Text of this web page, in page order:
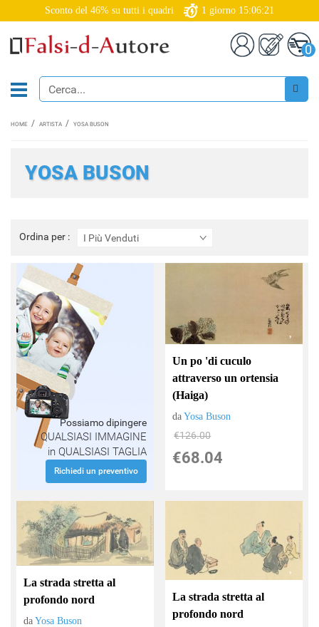
Sconto del 46% su tutti i quadri 1 giorno 15:06:19
0
HOME ARTISTA YOSA BUSON
YOSA BUSON
Ordina per : I Più Venduti
Ordina
per
Possiamo dipingere
QUALSIASI IMMAGINE
in QUALSIASI TAGLIA
Richiedi un preventivo
Un po 'di cuculo
attraverso un ortensia
(Haiga)
daYosa Buson
€126.00
€68.04
La strada stretta al
profondo nord
daYosa Buson
La strada stretta al
profondo nord